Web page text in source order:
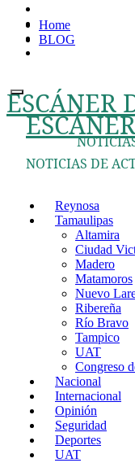
contenido
Home
BLOG
ESCÁNER
NOTICIAS DE
Reynosa
Tamaulipas
Altamira
Ciudad
Madero
Matamoros
Nuevo
Ribereña
Río Bravo
Tampico
UAT
Congreso
Nacional
Internacional
Opinión
Seguridad
Deportes
UAT